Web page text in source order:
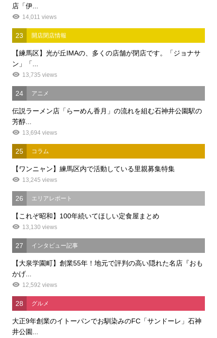
店「伊...
14,011 views
23 開店閉店情報
【練馬区】光が丘IMAの、多くの店舗が閉店です。「ジョナサ
ン」「...
13,735 views
24 アニメ
伝説ラーメン店「らーめん香月」の流れを組む石神井公園駅の
芳醇...
13,694 views
25 コラム
【ワンニャン】練馬区内で活動している里親募集特集
13,245 views
26 エリアレポート
【これぞ昭和】100年続いてほしい定食屋まとめ
13,130 views
27 インタビュー記事
【大泉学園町】創業55年！地元で評判の高い隠れた名店『おも
かげ...
12,592 views
28 グルメ
大正9年創業のイトーパンでお馴染みのFC「サンドーレ」石神
井公園...